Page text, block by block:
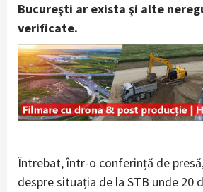
Bucureşti ar exista şi alte
verificate.
Întrebat, într-o conferință de
despre situația de la STB unde 20